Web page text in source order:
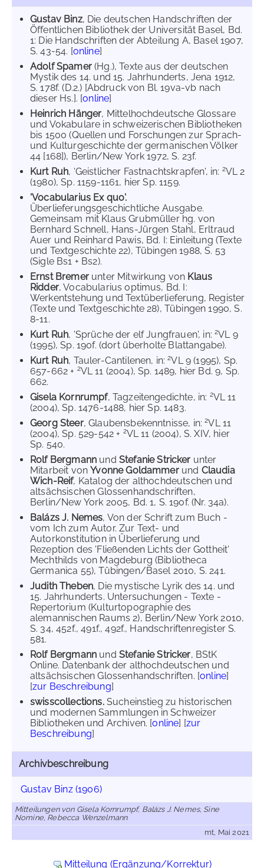
Gustav Binz, Die deutschen Handschriften der
Öffentlichen Bibliothek der Universität Basel, Bd.
1: Die Handschriften der Abteilung A, Basel 1907,
S. 43-54. [online]
Adolf Spamer(Hg.), Texte aus der deutschen
Mystik des 14. und 15. Jahrhunderts, Jena 1912,
S. 178f. (D.2.) [Abdruck von Bl. 19va-vb nach
dieser Hs.]. [online]
Heinrich Hänger, Mittelhochdeutsche Glossare
und Vokabulare in schweizerischen Bibliotheken
bis 1500 (Quellen und Forschungen zur Sprach-
und Kulturgeschichte der germanischen Völker
44 [168]), Berlin/New York 1972, S. 23f.
Kurt Ruh, 'Geistlicher Fastnachtskrapfen', in: 2VL 2
(1980), Sp. 1159-1161, hier Sp. 1159.
'Vocabularius Ex quo'.
Überlieferungsgeschichtliche Ausgabe.
Gemeinsam mit Klaus Grubmüller hg. von
Bernhard Schnell, Hans-Jürgen Stahl, Erltraud
Auer und Reinhard Pawis, Bd. I: Einleitung (Texte
und Textgeschichte 22), Tübingen 1988, S. 53
(Sigle Bs1 + Bs2).
Ernst Bremerunter Mitwirkung von Klaus
Ridder, Vocabularius optimus, Bd. I:
Werkentstehung und Textüberlieferung, Register
(Texte und Textgeschichte 28), Tübingen 1990, S.
8-11.
Kurt Ruh, 'Sprüche der elf Jungfrauen', in:2VL 9
(1995), Sp. 190f. (dort überholte Blattangabe).
Kurt Ruh, Tauler-Cantilenen, in:2VL 9 (1995), Sp.
657-662 + 2VL 11 (2004), Sp. 1489, hier Bd. 9, Sp.
662.
Gisela Kornrumpf, Tagzeitengedichte, in: 2VL 11
(2004), Sp. 1476-1488, hier Sp. 1483.
Georg Steer, Glaubensbekenntnisse, in:2VL 11
(2004), Sp. 529-542 + 2VL 11 (2004), S. XIV, hier
Sp. 540.
Rolf Bergmann und Stefanie Stricker unter
Mitarbeit vonYvonne Goldammerund Claudia
Wich-Reif, Katalog der althochdeutschen und
altsächsischen Glossenhandschriften,
Berlin/New York 2005, Bd. 1, S. 190f. (Nr. 34a).
Balázs J. Nemes, Von der Schrift zum Buch -
vom Ich zum Autor. Zur Text- und
Autorkonstitution in Überlieferung und
Rezeption des 'Fließenden Lichts der Gottheit'
Mechthilds von Magdeburg (Bibliotheca
Germanica 55), Tübingen/Basel 2010, S. 241.
Judith Theben, Die mystische Lyrik des 14. und
15. Jahrhunderts. Untersuchungen - Texte -
Repertorium (Kulturtopographie des
alemannischen Raums 2), Berlin/New York 2010,
S. 34, 452f., 491f., 492f., Handschriftenregister S.
581.
Rolf Bergmann und Stefanie Stricker, BStK
Online. Datenbank der althochdeutschen und
altsächsischen Glossenhandschriften. [online]
[zur Beschreibung]
swisscollections.Sucheinstieg zu historischen
und modernen Sammlungen in Schweizer
Bibliotheken und Archiven. [online] [zur
Beschreibung]
Archivbeschreibung
Gustav Binz (1906)
Mitteilungen von Gisela Kornrumpf, Balázs J. Nemes, Sine
Nomine, Rebecca Wenzelmann
mt, Mai 2021
Mitteilung (Ergänzung/Korrektur)